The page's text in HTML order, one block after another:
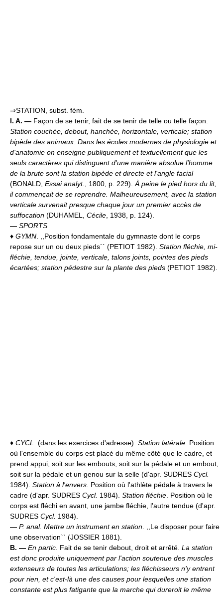
⇒STATION, subst. fém.
I. A. — Façon de se tenir, fait de se tenir de telle ou telle façon.
Station couchée, debout, hanchée, horizontale, verticale; station
bipède des animaux Dans les écoles modernes de physiologie et
d'anatomie on enseigne publiquement et textuellement que les
seuls caractères qui distinguent d'une manière absolue l'homme
de la brute sont la station bipède et directe et l'angle facial
(BONALD, Essai analyt. , 1800, p. 229). À peine le pied hors du lit,
il commençait de se reprendre. Malheureusement, avec la station
verticale survenait presque chaque jour un premier accès de
suffocation (DUHAMEL, Cécile , 1938, p. 124).
— SPORTS
♦ GYMN . ,,Position fondamentale du gymnaste dont le corps
repose sur un ou deux pieds`` (PETIOT 1982). Station fléchie, mi-
fléchie, tendue, jointe, verticale, talons joints, pointes des pieds
écartées; station pédestre sur la plante des pieds (PETIOT 1982).
♦ CYCL . (dans les exercices d'adresse). Station latérale . Position
où l'ensemble du corps est placé du même côté que le cadre, et
prend appui, soit sur les embouts, soit sur la pédale et un embout,
soit sur la pédale et un genou sur la selle (d'apr. SUDRES Cycl.
1984). Station à l'envers . Position où l'athlète pédale à travers le
cadre (d'apr. SUDRES Cycl. 1984). Station fléchie . Position où le
corps est fléchi en avant, une jambe fléchie, l'autre tendue (d'apr.
SUDRES Cycl. 1984).
— P. anal. Mettre un instrument en station . ,,Le disposer pour faire
une observation`` (JOSSIER 1881).
B. — En partic. Fait de se tenir debout, droit et arrêté. La station
est donc produite uniquement par l'action soutenue des muscles
extenseurs de toutes les articulations; les fléchisseurs n'y entrent
pour rien, et c'est-là une des causes pour lesquelles une station
constante est plus fatigante que la marche qui dureroit le même